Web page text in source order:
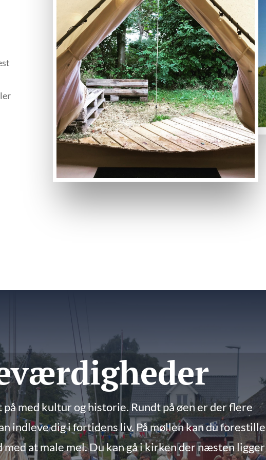
på med kultur og historie. Rundt på øen er der flere
indleve dig i fortidens liv. På møllen kan du forestille
med at male mel. Du kan gå i kirken der næsten ligger